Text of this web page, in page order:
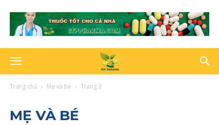
Trang chủ Mẹ và bé Trang 3
MẸ VÀ BÉ